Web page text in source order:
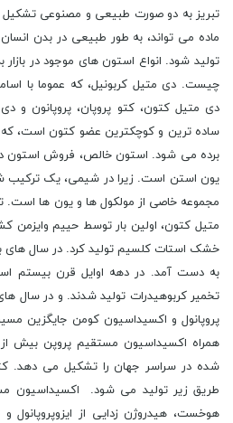
تبریز به دو صورت طبیعی و مصنوعی تشکیل
ماده می تواند، به طور طبیعی در بدن انسان
تولید شود. انواع استون های موجود در
چیست. دی متیل کربونیل، که عموما با
دی متیل کتون، کتو پروپان، پروپانون
ساده ترین و کوچکترین عضو کتون است،
برده می شود. استون خالص، فروش استون
یون استن است. زیرا در شیمی، یک ترکیب
مجموعه خاصی از مولکول ها و یون ها است.
متیل کتون، اولین بار توسط حییم وایزمن
خشک استات کلسیم تولید کرد. در سال های
به دست آمد. در دهه اوایل قرن بیستم
تخمیر کربوهیدرات تولید شدند. و در سال
پروپانول و اکسیداسیون کومن جایگزین
همراه اکسیداسیون مستقیم پروپن بیش
شده در سراسر جهان را تشکیل می دهد.
طریق زیر تولید می شود. اکسیداسیون
هوخست، هیدروژن زدایی از ایزوپروپانول